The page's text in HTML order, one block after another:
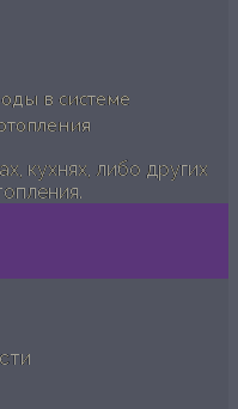
в системе
кухнях, либо других